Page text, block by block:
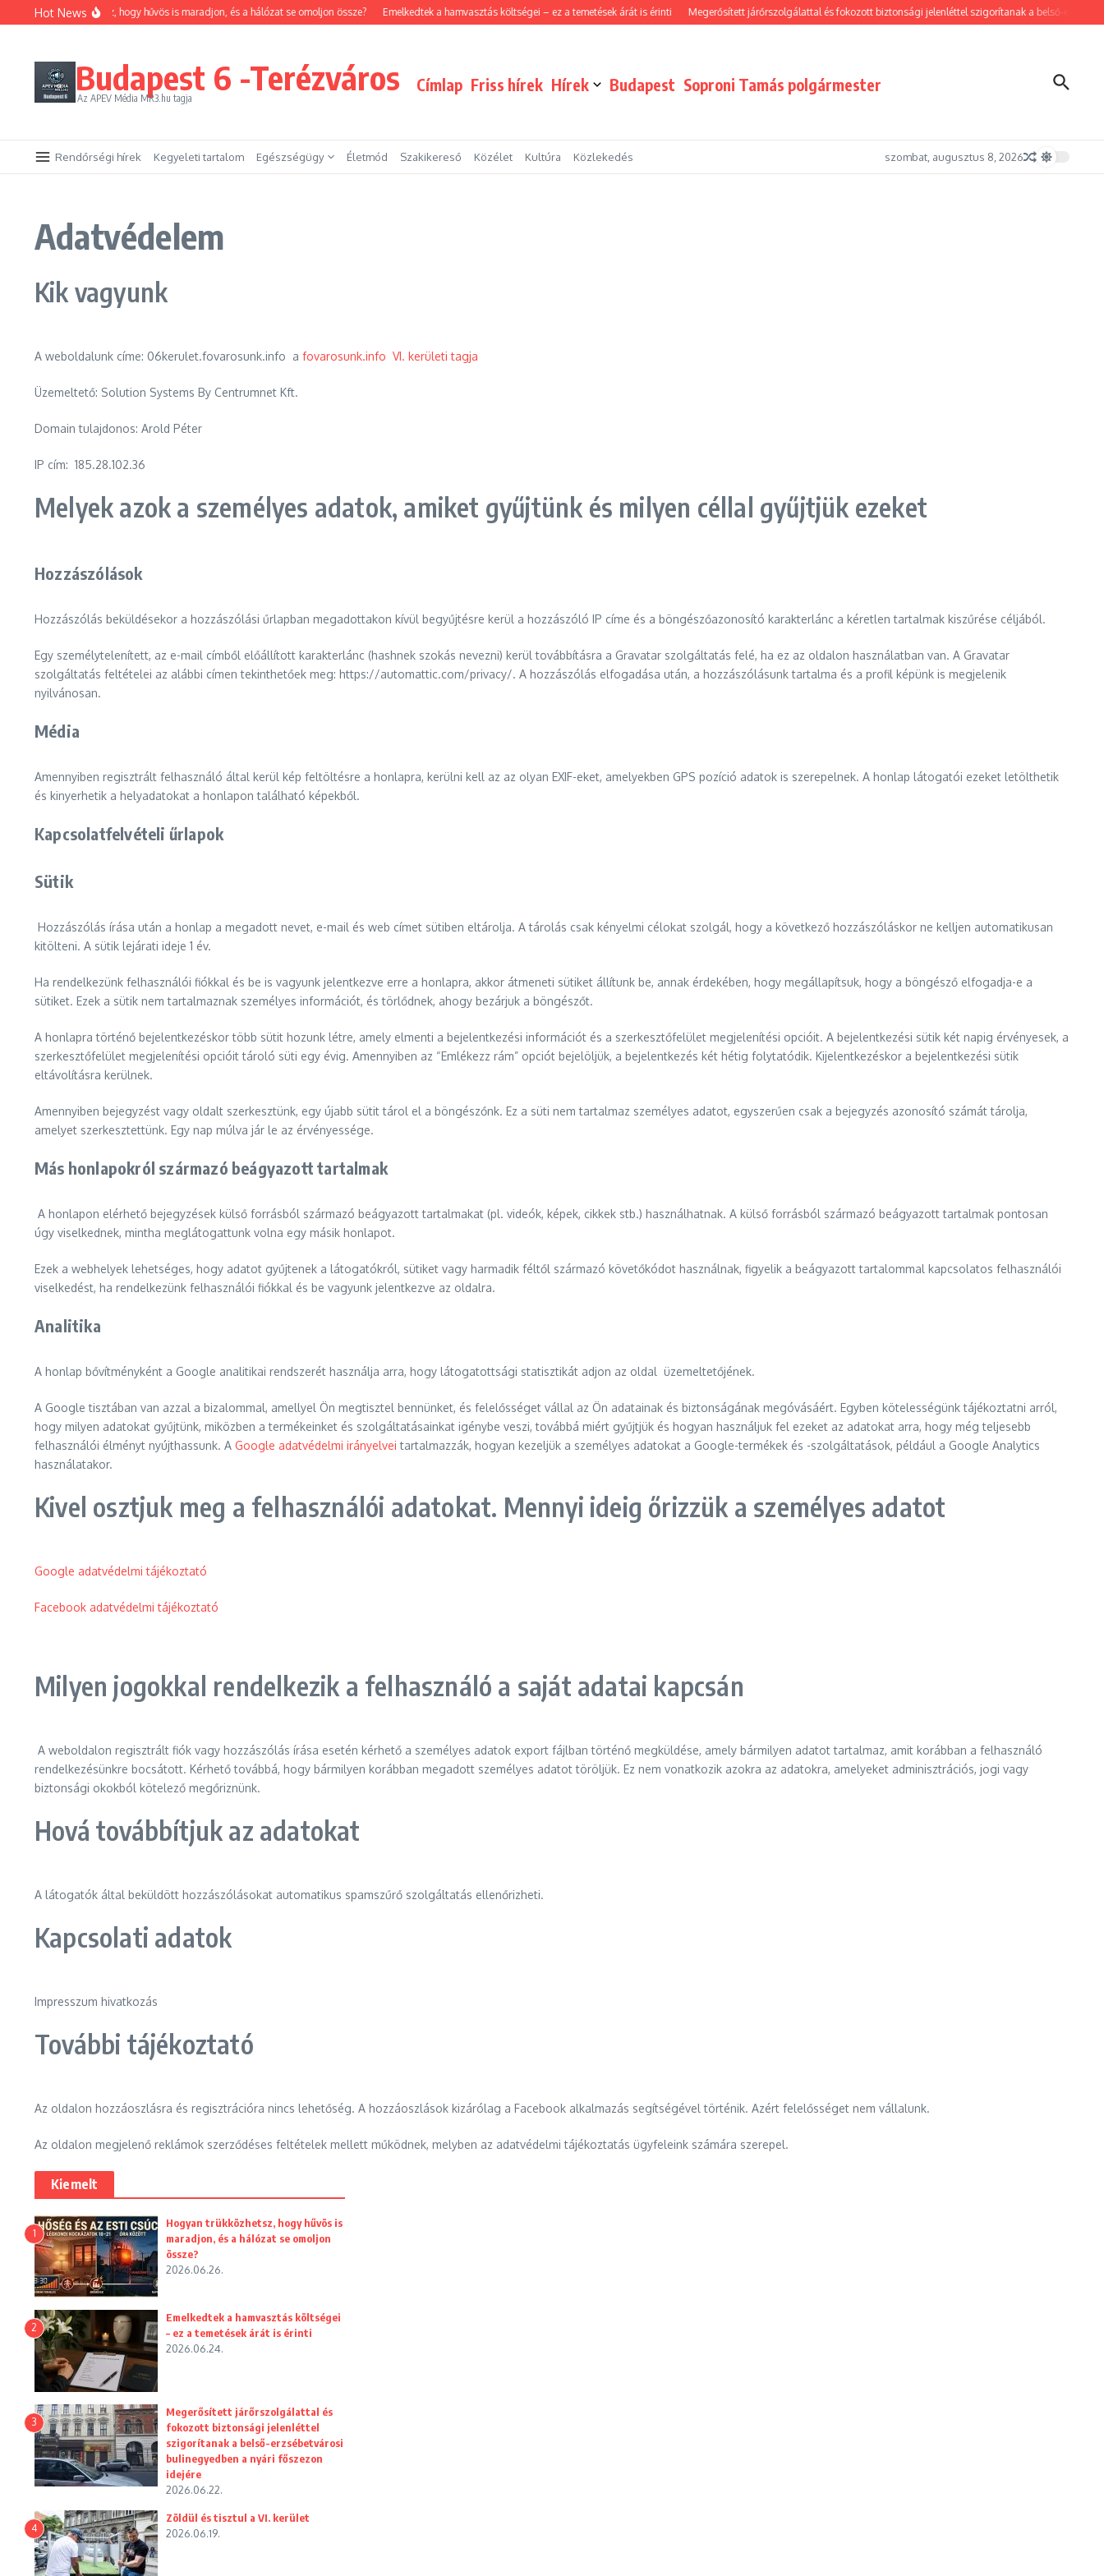
Ugrás a tartalomhoz
Hot News
trükközhetsz, hogy hűvös is maradjon, és a hálózat se omoljon össze? Emelkedtek a hamvasztás költségei – ez a temetések árát is érinti Megerősített járőrszolgálattal és fokozott biztonsági jelenléttel szigorítanak a belső-
Budapest 6 -Terézváros
Az APEV Média MR3.hu tagja
Címlap Friss hírek Hírek Budapest Soproni Tamás polgármester
Rendőrségi hírek Kegyeleti tartalom Egészségügy Életmód Szakikereső Közélet Kultúra Közlekedés szombat, augusztus 8, 2026
Adatvédelem
Kik vagyunk
A weboldalunk címe: 06kerulet.fovarosunk.info a fovarosunk.info VI. kerületi tagja
Üzemeltető: Solution Systems By Centrumnet Kft.
Domain tulajdonos: Arold Péter
IP cím: 185.28.102.36
Melyek azok a személyes adatok, amiket gyűjtünk és milyen céllal gyűjtjük ezeket
Hozzászólások
Hozzászólás beküldésekor a hozzászólási űrlapban megadottakon kívül begyűjtésre kerül a hozzászóló IP címe és a böngészőazonosító karakterlánc a kéretlen tartalmak kiszűrése céljából.
Egy személytelenített, az e-mail címből előállított karakterlánc (hashnek szokás nevezni) kerül továbbításra a Gravatar szolgáltatás felé, ha ez az oldalon használatban van. A Gravatar
szolgáltatás feltételei az alábbi címen tekinthetőek meg: https://automattic.com/privacy/. A hozzászólás elfogadása után, a hozzászólásunk tartalma és a profil képünk is megjelenik
nyilvánosan.
Média
Amennyiben regisztrált felhasználó által kerül kép feltöltésre a honlapra, kerülni kell az az olyan EXIF-eket, amelyekben GPS pozíció adatok is szerepelnek. A honlap látogatói ezeket letölthetik
és kinyerhetik a helyadatokat a honlapon található képekből.
Kapcsolatfelvételi űrlapok
Sütik
Hozzászólás írása után a honlap a megadott nevet, e-mail és web címet sütiben eltárolja. A tárolás csak kényelmi célokat szolgál, hogy a következő hozzászóláskor ne kelljen automatikusan
kitölteni. A sütik lejárati ideje 1 év.
Ha rendelkezünk felhasználói fiókkal és be is vagyunk jelentkezve erre a honlapra, akkor átmeneti sütiket állítunk be, annak érdekében, hogy megállapítsuk, hogy a böngésző elfogadja-e a
sütiket. Ezek a sütik nem tartalmaznak személyes információt, és törlődnek, ahogy bezárjuk a böngészőt.
A honlapra történő bejelentkezéskor több sütit hozunk létre, amely elmenti a bejelentkezési információt és a szerkesztőfelület megjelenítési opcióit. A bejelentkezési sütik két napig érvényesek, a
szerkesztőfelület megjelenítési opcióit tároló süti egy évig. Amennyiben az “Emlékezz rám” opciót bejelöljük, a bejelentkezés két hétig folytatódik. Kijelentkezéskor a bejelentkezési sütik
eltávolításra kerülnek.
Amennyiben bejegyzést vagy oldalt szerkesztünk, egy újabb sütit tárol el a böngészőnk. Ez a süti nem tartalmaz személyes adatot, egyszerűen csak a bejegyzés azonosító számát tárolja,
amelyet szerkesztettünk. Egy nap múlva jár le az érvényessége.
Más honlapokról származó beágyazott tartalmak
A honlapon elérhető bejegyzések külső forrásból származó beágyazott tartalmakat (pl. videók, képek, cikkek stb.) használhatnak. A külső forrásból származó beágyazott tartalmak pontosan
úgy viselkednek, mintha meglátogattunk volna egy másik honlapot.
Ezek a webhelyek lehetséges, hogy adatot gyűjtenek a látogatókról, sütiket vagy harmadik féltől származó követőkódot használnak, figyelik a beágyazott tartalommal kapcsolatos felhasználói
viselkedést, ha rendelkezünk felhasználói fiókkal és be vagyunk jelentkezve az oldalra.
Analitika
A honlap bővítményként a Google analitikai rendszerét használja arra, hogy látogatottsági statisztikát adjon az oldal üzemeltetőjének.
A Google tisztában van azzal a bizalommal, amellyel Ön megtisztel bennünket, és felelősséget vállal az Ön adatainak és biztonságának megóvásáért. Egyben kötelességünk tájékoztatni arról,
hogy milyen adatokat gyűjtünk, miközben a termékeinket és szolgáltatásainkat igénybe veszi, továbbá miért gyűjtjük és hogyan használjuk fel ezeket az adatokat arra, hogy még teljesebb
felhasználói élményt nyújthassunk. A Google adatvédelmi irányelvei tartalmazzák, hogyan kezeljük a személyes adatokat a Google-termékek és -szolgáltatások, például a Google Analytics
használatakor.
Kivel osztjuk meg a felhasználói adatokat. Mennyi ideig őrizzük a személyes adatot
Google adatvédelmi tájékoztató
Facebook adatvédelmi tájékoztató
Milyen jogokkal rendelkezik a felhasználó a saját adatai kapcsán
A weboldalon regisztrált fiók vagy hozzászólás írása esetén kérhető a személyes adatok export fájlban történő megküldése, amely bármilyen adatot tartalmaz, amit korábban a felhasználó
rendelkezésünkre bocsátott. Kérhető továbbá, hogy bármilyen korábban megadott személyes adatot töröljük. Ez nem vonatkozik azokra az adatokra, amelyeket adminisztrációs, jogi vagy
biztonsági okokból kötelező megőriznünk.
Hová továbbítjuk az adatokat
A látogatók által beküldött hozzászólásokat automatikus spamszűrő szolgáltatás ellenőrizheti.
Kapcsolati adatok
Impresszum hivatkozás
További tájékoztató
Az oldalon hozzáoszlásra és regisztrációra nincs lehetőség. A hozzáoszlások kizárólag a Facebook alkalmazás segítségével történik. Azért felelősséget nem vállalunk.
Az oldalon megjelenő reklámok szerződéses feltételek mellett működnek, melyben az adatvédelmi tájékoztatás ügyfeleink számára szerepel.
Kiemelt
1
Hogyan trükközhetsz, hogy hűvös is
maradjon, és a hálózat se omoljon
össze?
2026.06.26.
2
Emelkedtek a hamvasztás költségei
– ez a temetések árát is érinti
2026.06.24.
3
Megerősített járőrszolgálattal és
fokozott biztonsági jelenléttel
szigorítanak a belső-erzsébetvárosi
bulinegyedben a nyári főszezon
idejére
2026.06.22.
4
Zöldül és tisztul a VI. kerület
2026.06.19.